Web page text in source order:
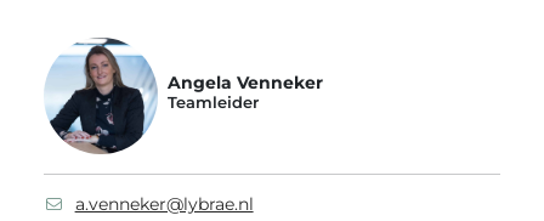
Angela Venneker
Teamleider
a.venneker@lybrae.nl